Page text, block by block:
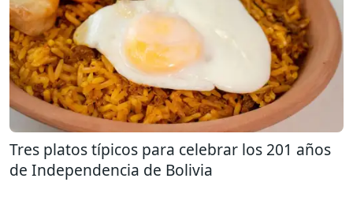
Tres platos típicos para celebrar los 201 años
de Independencia de Bolivia